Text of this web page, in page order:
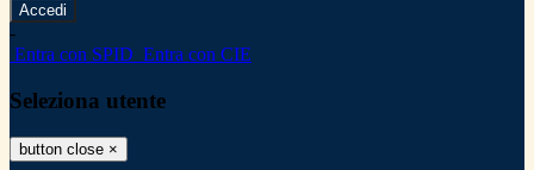
-
Entra con SPID Entra con CIE
Seleziona utente
button close ×